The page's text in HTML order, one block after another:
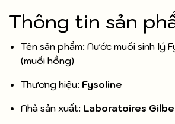
Thông tin sản
Tên sản phẩm: Nước muối sinh lý
(muối hồng)
Thương hiệu: Fysoline
Nhà sản xuất: Laboratoires